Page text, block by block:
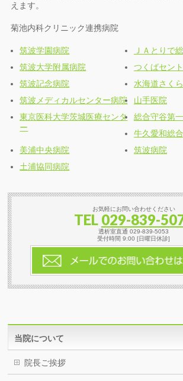
えます。
菊池内科クリニック連携病院
筑波学園病院
ＪＡとりで
筑波大学附属病院
つくばセン
筑波記念病院
水海道さく
筑波メディカルセンター病院
山手医院
東京医科大学茨城医療センタ
ー
総合守谷第
牛久愛和総
美浦中央病院
筑波病院
土浦協同病院
お気軽にお問い合わせください
TEL 029-839-
透析室直通 029-839-5053
受付時間 9:00 [日曜日休診]
当院について
院長ご挨拶